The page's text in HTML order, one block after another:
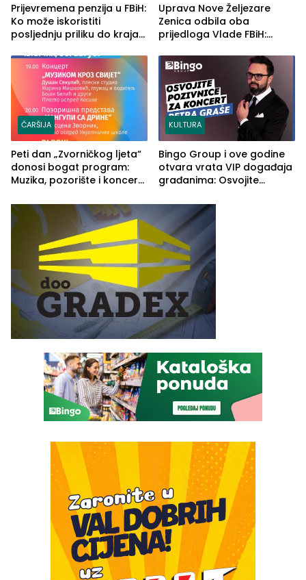
Prijevremena penzija u FBiH:
Ko može iskoristiti
posljednju priliku do kraja
Uprava Nove Željezare
Zenica odbila oba
prijedloga Vlade FBiH:
rješenje
ČARŠIJA
Peti dan „Zvorničkog ljeta“
donosi bogat program:
Muzika, pozorište i koncert
KULTURA
Bingo Group i ove godine
otvara vrata VIP događaja
građanima: Osvojite
Graše